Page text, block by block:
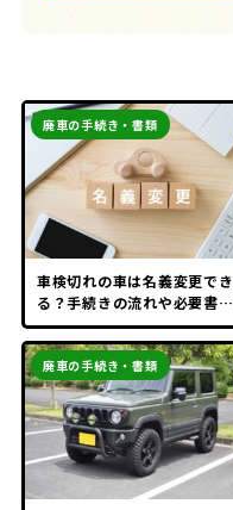
車検切れの車は名義変更でき
る？手続きの流れや必要書類
を紹介
廃車の手続き・書類
廃車の手続き・書類